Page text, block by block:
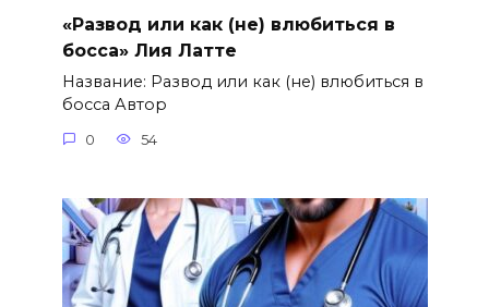
«Развод или как (не) влюбиться в
босса» Лия Латте
Название: Развод или как (не) влюбиться в
босса Автор
0 54